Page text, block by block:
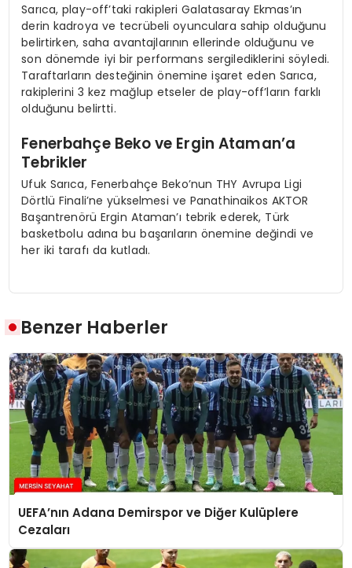
Sarıca, play-off’taki rakipleri Galatasaray Ekmas’ın
derin kadroya ve tecrübeli oyunculara sahip olduğunu
belirtirken, saha avantajlarının ellerinde olduğunu ve
son dönemde iyi bir performans sergilediklerini söyledi.
Taraftarların desteğinin önemine işaret eden Sarıca,
rakiplerini 3 kez mağlup etseler de play-off’ların farklı
olduğunu belirtti.
Fenerbahçe Beko ve Ergin Ataman’a
Tebrikler
Ufuk Sarıca, Fenerbahçe Beko’nun THY Avrupa Ligi
Dörtlü Finali’ne yükselmesi ve Panathinaikos AKTOR
Başantrenörü Ergin Ataman’ı tebrik ederek, Türk
basketbolu adına bu başarıların önemine değindi ve
her iki tarafı da kutladı.
Benzer Haberler
UEFA’nın Adana Demirspor ve Diğer Kulüplere
Cezaları